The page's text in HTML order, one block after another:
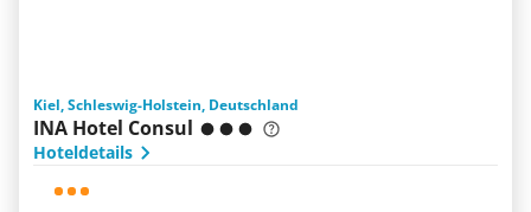
Kiel, Schleswig-Holstein, Deutschland
INA Hotel Consul
Hoteldetails